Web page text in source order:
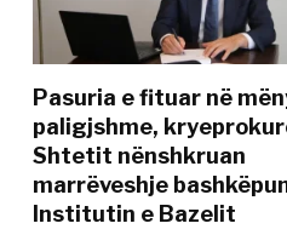
Pasuria e fituar në
paligjshme,
Shtetit nënshkruan
marrëveshje
Institutin e Bazelit